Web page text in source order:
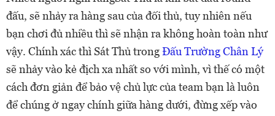
đấu, sẽ nhảy ra hàng sau của đối thủ, tuy nhiên nếu
bạn chơi đủ nhiều thì sẽ nhận ra không hoàn toàn như
vậy. Chính xác thì Sát Thủ trongĐấu Trường Chân Lý
sẽ nhảy vào kẻ địch xa nhất so với mình, vì thế có một
cách đơn giản để bảo vệ chủ lực của team bạn là luôn
để chúng ở ngay chính giữa hàng dưới, đừng xếp vào